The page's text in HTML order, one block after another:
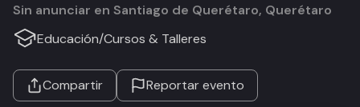
Sin anunciar en Santiago de Querétaro, Querétaro
Educación/Cursos & Talleres
Compartir Reportar evento